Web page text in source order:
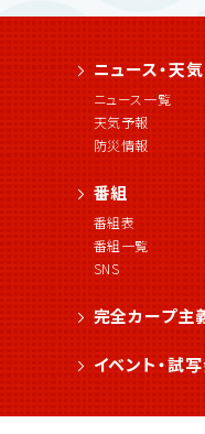
ニュース・天気
ニュース一覧
天気予報
防災情報
番組
番組表
番組一覧
SNS
完全カープ主
イベント・試